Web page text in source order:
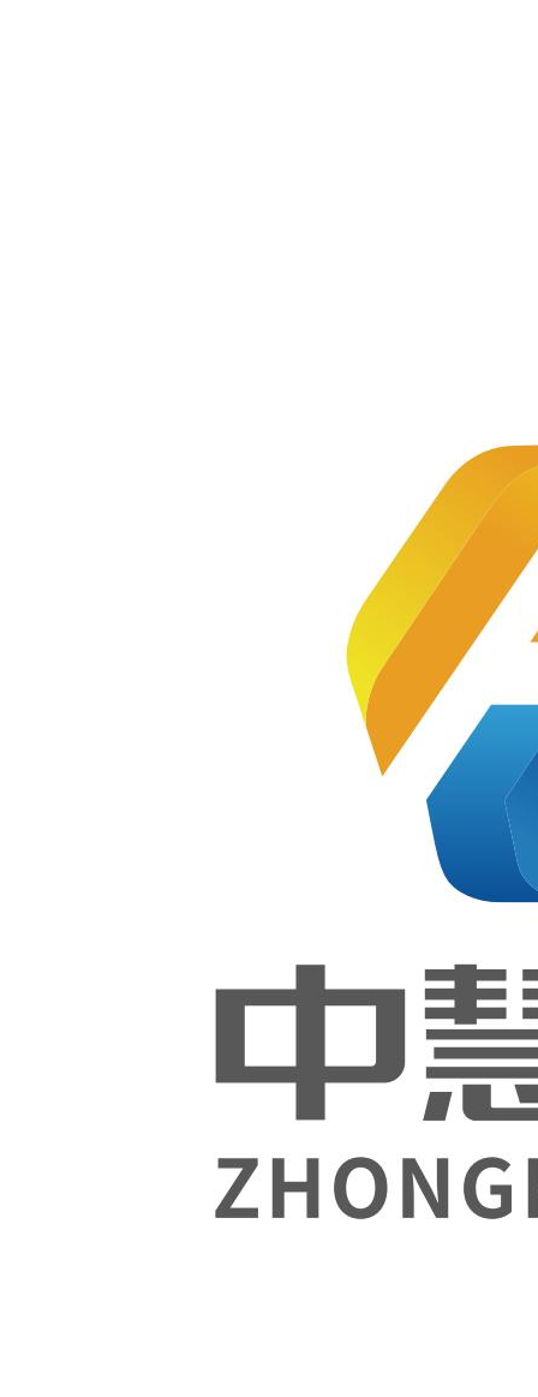
级证书评价组织，面向中高职院
校、应用型本科院校、职教型本
作，是落实《国家职业教育改革
教育，中慧集团组织编写了1+X
证书制度试点培训用书《Python
1+X证
书试点
培训用
《Pytho
n程序开
发（中
级）》
新一代
信息软
《Pytho
n程序开
发》